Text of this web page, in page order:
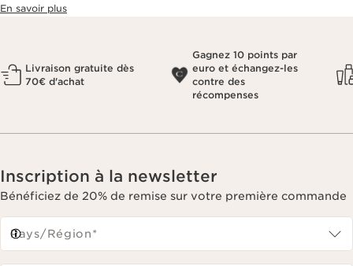
En savoir plus
Livraison gratuite dès
70€ d'achat
Gagnez 10 points par
euro et échangez-les
contre des
récompenses
Inscription à la newsletter
Bénéficiez de 20% de remise sur votre première commande
Pays/Région*